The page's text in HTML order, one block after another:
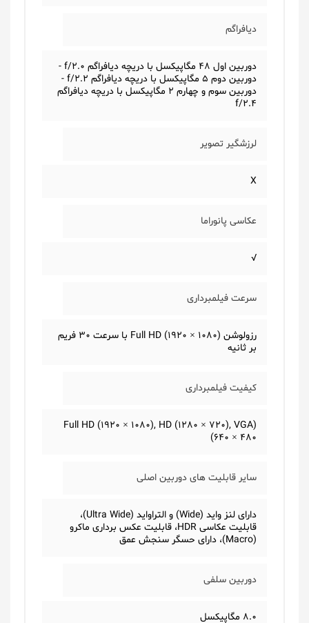
دیافراگم
دوربین اول 48 مگاپیکسل با دریچه دیافراگم f/2.0 -
دوربین دوم 5 مگاپیکسل با دریچه دیافراگم f/2.2 -
دوربین سوم و چهارم 2 مگاپیکسل با دریچه دیافراگم
f/2.4
لرزشگیر تصویر
X
عکاسی پانوراما
√
سرعت فیلمبرداری
رزولوشن (1080 × 1920) Full HD با سرعت 30 فریم
بر ثانیه
کیفیت فیلمبرداری
(Full HD (1920 × 1080), HD (1280 × 720), VGA
(640 × 480
سایر قابلیت های دوربین اصلی
دارای لنز واید (Wide) و التراواید (Ultra Wide)،
قابلیت عکاسی HDR، قابلیت عکس برداری ماکرو
(Macro)، دارای حسگر سنجش عمق
دوربین سلفی
8.0 مگاپیکسل